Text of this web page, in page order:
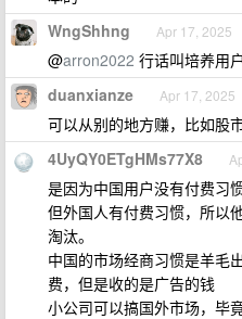
WngShhng Apr 17, 2025
@arron2022 行话叫培养用
duanxianze Apr 17, 2025
可以从别的地方赚，比如股
4UyQY0ETgHMs77X8
是因为中国用户没有付费习
但外国人有付费习惯，所以
淘汰。
中国的市场经商习惯是羊毛
费，但是收的是广告的钱
小公司可以搞国外市场，毕